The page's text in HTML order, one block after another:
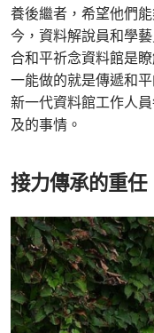
養後繼者，希望他們
今，資料解說員和學
合和平祈念資料館是
一能做的就是傳遞和
新一代資料館工作人
及的事情。
接力傳承的重任